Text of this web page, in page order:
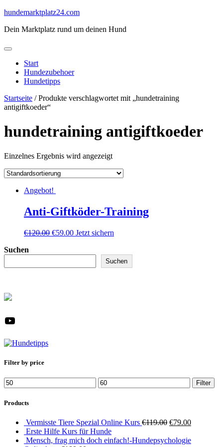
Skip
content
hundemarktplatz24.com
Dein Marktplatz rund um deinen Hund
Start
Hundezubehoer
Hundetipps
Startseite / Produkte verschlagwortet mit „hundetraining
antigiftkoeder“
hundetraining antigiftkoeder
Einzelnes Ergebnis wird angezeigt
Angebot!
Anti-Giftköder-Training
€120.00 Ursprünglicher
€59.00Aktueller
Jetzt sichern
Suchen
Suchen
YouTube
Filter by price
Min.
Preis
Max.
Preis
Filter
Products
Vermisste Tiere Spezial Online Kurs €119.00 Ursprünglicher
war:
€79.00Aktueller
ist:
Erste Hilfe Kurs für Hunde
Mensch, frag mich doch einfach!-Hundepsychologie